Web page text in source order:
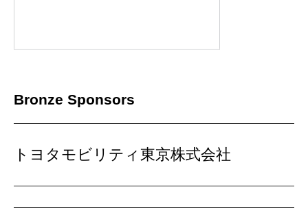
Bronze Sponsors
トヨタモビリティ東京株式会社